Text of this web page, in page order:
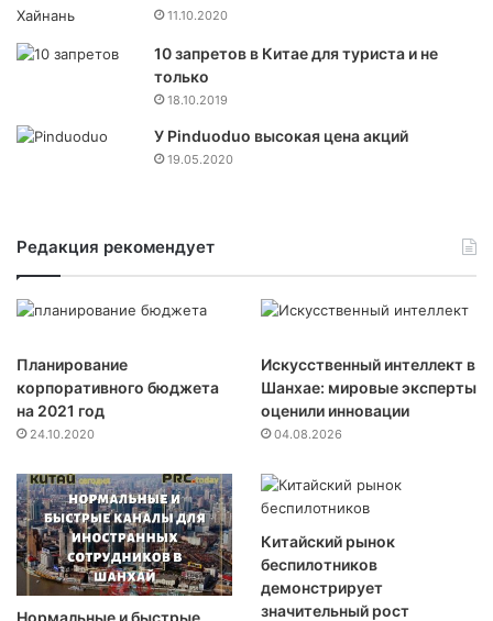
11.10.2020
10 запретов в Китае для туриста и не
только
18.10.2019
У Pinduoduo высокая цена акций
19.05.2020
Редакция рекомендует
Планирование
корпоративного бюджета
на 2021 год
24.10.2020
Искусственный интеллект в
Шанхае: мировые эксперты
оценили инновации
04.08.2026
Нормальные и быстрые
Китайский рынок
беспилотников
демонстрирует
значительный рост